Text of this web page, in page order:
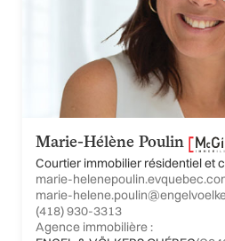
Marie-Hélène Poulin
Courtier immobilier résidentiel et
marie-
marie-
(418) 930-3313
Agence immobilière :